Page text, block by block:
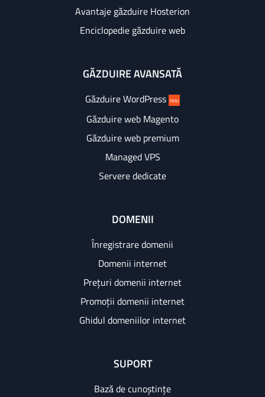
Avantaje găzduire Hosterion
Enciclopedie găzduire web
GĂZDUIRE AVANSATĂ
Găzduire WordPress nou
Găzduire web Magento
Găzduire web premium
Managed VPS
Servere dedicate
DOMENII
Înregistrare domenii
Domenii internet
Prețuri domenii internet
Promoții domenii internet
Ghidul domeniilor internet
SUPORT
Bază de cunoștințe